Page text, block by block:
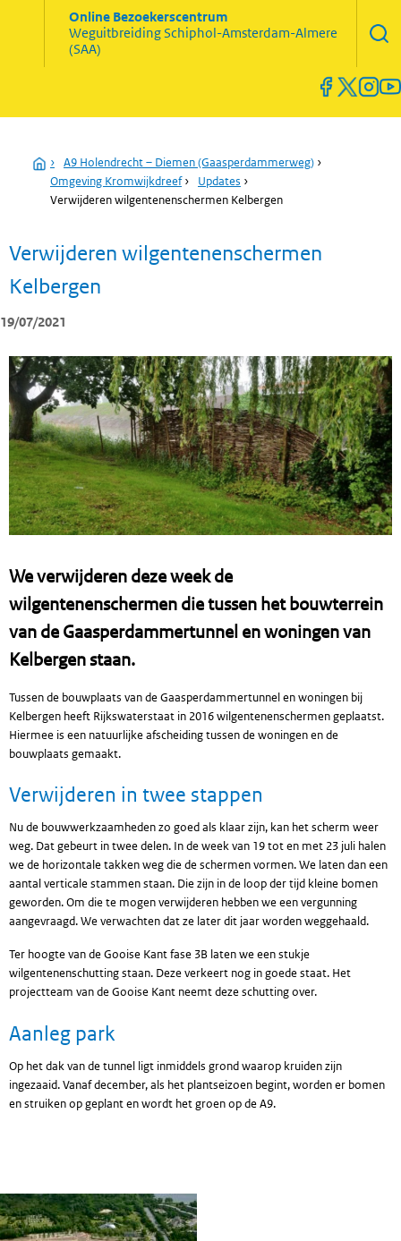
Online Bezoekerscentrum
WeguitbreidingSchiphol-Amsterdam-Almere
(SAA)
Home
› A9 Holendrecht – Diemen (Gaasperdammerweg) ›
Omgeving Kromwijkdreef› Updates ›
Verwijderen wilgentenenschermen Kelbergen
Verwijderen wilgentenenschermen
Kelbergen
19/07/2021
We verwijderen deze week de
wilgentenenschermen die tussen het bouwterrein
van de Gaasperdammertunnel en woningen van
Kelbergen staan.
Tussen de bouwplaats van de Gaasperdammertunnel en woningen bij
Kelbergen heeft Rijkswaterstaat in 2016 wilgentenenschermen geplaatst.
Hiermee is een natuurlijke afscheiding tussen de woningen en de
bouwplaats gemaakt.
Verwijderen in twee stappen
Nu de bouwwerkzaamheden zo goed als klaar zijn, kan het scherm weer
weg. Dat gebeurt in twee delen. In de week van 19 tot en met 23 juli halen
we de horizontale takken weg die de schermen vormen. We laten dan een
aantal verticale stammen staan. Die zijn in de loop der tijd kleine bomen
geworden. Om die te mogen verwijderen hebben we een vergunning
aangevraagd. We verwachten dat ze later dit jaar worden weggehaald.
Ter hoogte van de Gooise Kant fase 3B laten we een stukje
wilgentenenschutting staan. Deze verkeert nog in goede staat. Het
projectteam van de Gooise Kant neemt deze schutting over.
Aanleg park
Op het dak van de tunnel ligt inmiddels grond waarop kruiden zijn
ingezaaid. Vanaf december, als het plantseizoen begint, worden er bomen
en struiken op geplant en wordt het groen op de A9.